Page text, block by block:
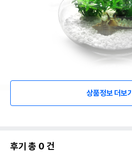
상품정보 더보기
후기 총 0 건